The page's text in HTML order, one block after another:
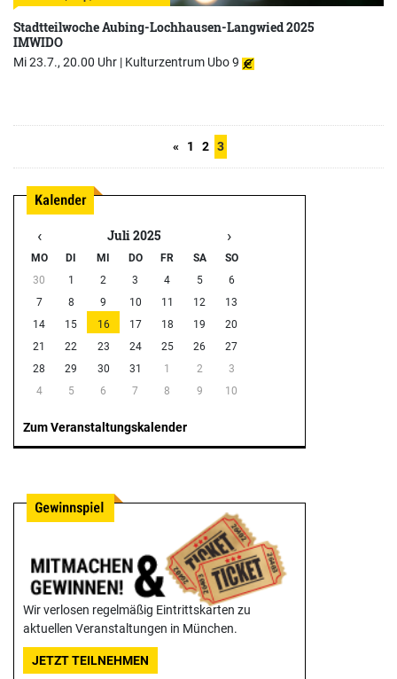
Stadtteilwoche Aubing-Lochhausen-Langwied 2025
IMWIDO
Mi 23.7., 20.00 Uhr | Kulturzentrum Ubo 9
« 1 2 3
‹ Juli 2025 ›
MO DI MI DO FR SA
SO
30
1 2 3 4 5
6
7
8 9 10 11 12
13
14
15 16 17 18 19
20
21
22 23 24 25 26
27
28
29 30 31 1 2
3
4
5 6 7 8 9 10
Zum Veranstaltungskalender
Wir verlosen regelmäßig Eintrittskarten zu
aktuellen Veranstaltungen in München.
JETZT TEILNEHMEN